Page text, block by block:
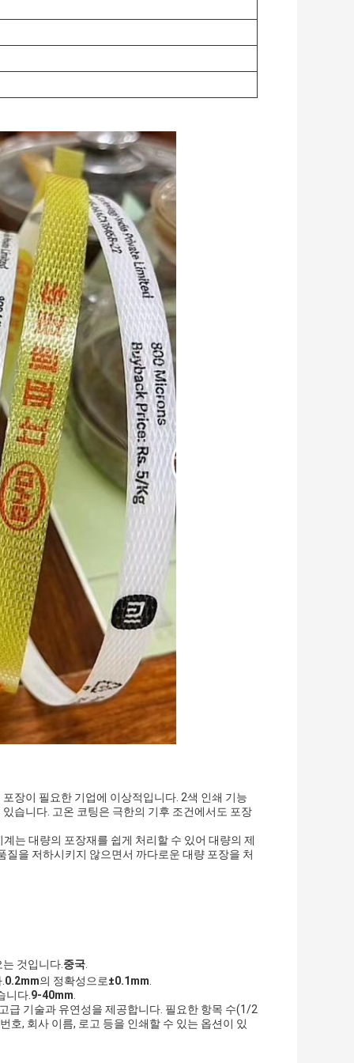
장이 필요한 기업에 이상적입니다. 2색 인쇄 기능
습니다. 고온 코팅은 극한의 기후 조건에서도 포장
는 대량의 포장재를 쉽게 처리할 수 있어 대량의 제
을 저하시키지 않으면서 까다로운 대량 포장을 처
것입니다.중국.
0.2mm의 정확성으로±0.1mm.
니다.9-40mm.
급 기술과 유연성을 제공합니다. 필요한 항목 수(1/2
호, 회사 이름, 로고 등을 인쇄할 수 있는 옵션이 있